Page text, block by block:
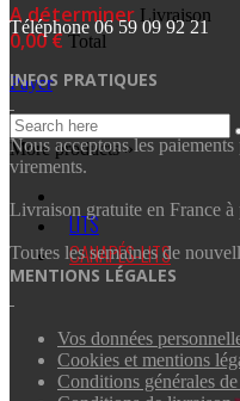
A déterminer Livraison
0,00 € Total
Payer
More products »
LITS
CANAPÉS-LITS
Téléphone06 59 09 92 21‬
INFOS PRATIQUES
Nous acceptons les
virements.
Livraison gratuite en France
Toutes les semaines de
MENTIONS LÉGALES
Vos données
Cookies et mentions
Conditions générales